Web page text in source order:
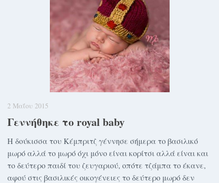
2 Μαΐου 2015
Γεννήθηκε το royal baby
Η δούκισσα του Κέμπριτζ γέννησε σήμερα το βασιλικό
μωρό αλλά το μωρό όχι μόνο είναι κορίτσι αλλά είναι και
το δεύτερο παιδί του ζευγαριού, οπότε τζάμπα το έκανε,
αφού στις βασιλικές οικογένειες το δεύτερο μωρό δεν